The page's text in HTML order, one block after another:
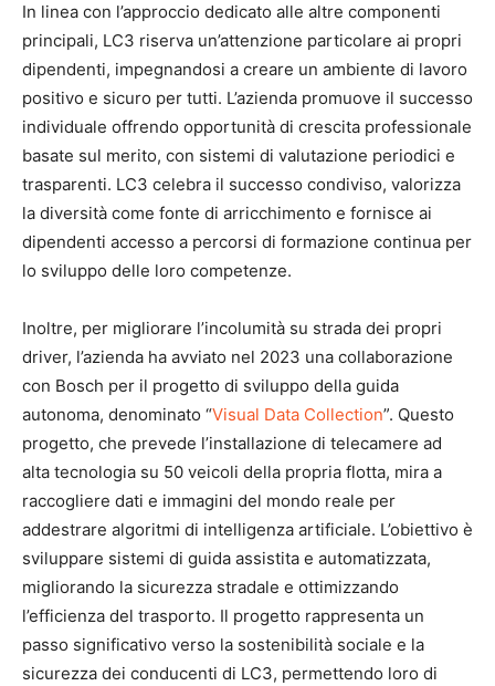
In linea con l’approccio dedicato alle altre componenti
principali, LC3 riserva un’attenzione particolare ai propri
dipendenti, impegnandosi a creare un ambiente di lavoro
positivo e sicuro per tutti. L’azienda promuove il successo
individuale offrendo opportunità di crescita professionale
basate sul merito, con sistemi di valutazione periodici e
trasparenti. LC3 celebra il successo condiviso, valorizza
la diversità come fonte di arricchimento e fornisce ai
dipendenti accesso a percorsi di formazione continua per
lo sviluppo delle loro competenze.
Inoltre, per migliorare l’incolumità su strada dei propri
driver, l’azienda ha avviato nel 2023 una collaborazione
con Bosch per il progetto di sviluppo della guida
autonoma, denominato “Visual Data Collection”. Questo
progetto, che prevede l’installazione di telecamere ad
alta tecnologia su 50 veicoli della propria flotta, mira a
raccogliere dati e immagini del mondo reale per
addestrare algoritmi di intelligenza artificiale. L’obiettivo è
sviluppare sistemi di guida assistita e automatizzata,
migliorando la sicurezza stradale e ottimizzando
l’efficienza del trasporto. Il progetto rappresenta un
passo significativo verso la sostenibilità sociale e la
sicurezza dei conducenti di LC3, permettendo loro di